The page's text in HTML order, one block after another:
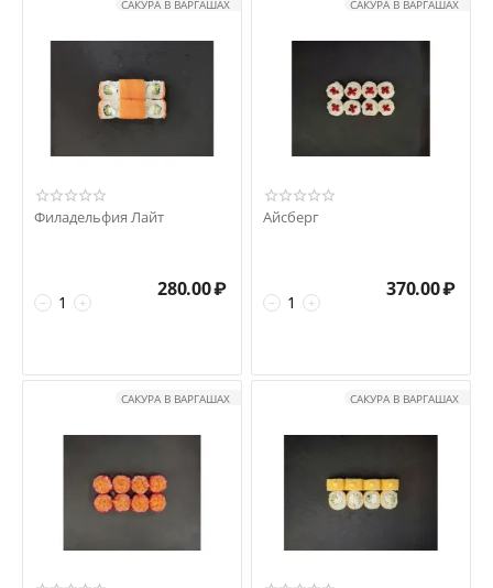
САКУРА В ВАРГАШАХ
Филадельфия Лайт
+
−
280.00₽
САКУРА В ВАРГАШАХ
Айсберг
+
−
370.00₽
САКУРА В ВАРГАШАХ САКУРА В ВАРГАШАХ